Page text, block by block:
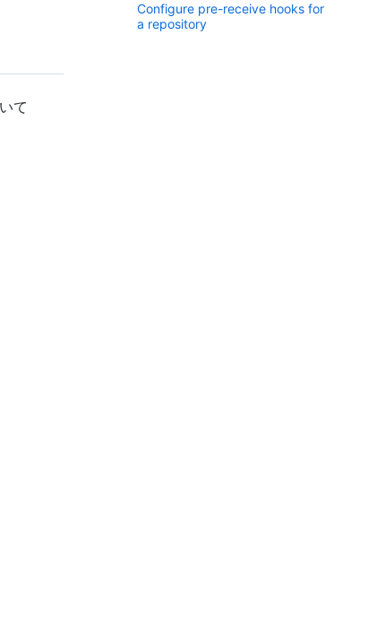
Configure pre-receive hooks for
a repository
て